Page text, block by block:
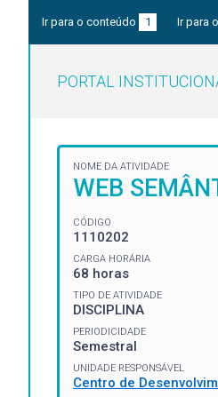
Ir para o conteúdo 1 Ir para
PORTAL
NOME DA ATIVIDADE
WEB
CÓDIGO
1110202
CARGA HORÁRIA
68 horas
TIPO DE ATIVIDADE
DISCIPLINA
PERIODICIDADE
Semestral
UNIDADE RESPONSÁVEL
Centro de